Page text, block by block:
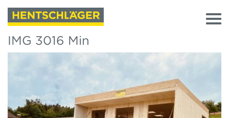
IMG 3016 Min